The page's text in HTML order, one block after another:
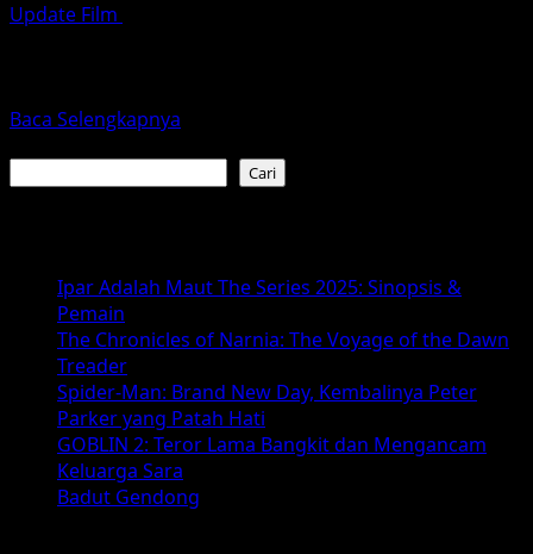
Update Film
Baca Selengkapnya
–
Film
Thriller
Horor
Laut
Dalam
Cari
Ipar Adalah Maut The Series 2025: Sinopsis &
Pemain
The Chronicles of Narnia: The Voyage of the Dawn
Treader
Spider-Man: Brand New Day, Kembalinya Peter
Parker yang Patah Hati
GOBLIN 2: Teror Lama Bangkit dan Mengancam
Keluarga Sara
Badut Gendong